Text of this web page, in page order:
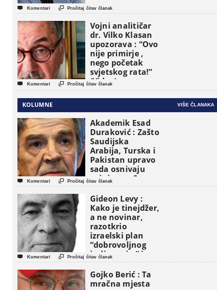
 Komentari  Pročitaj čitav članak
Vojni analitičar
dr. Vilko Klasan
upozorava : “Ovo
nije primirje ,
nego početak
svjetskog rata!”
(Video)
 Komentari  Pročitaj čitav članak
KOLUMNE VIŠE ČLANAKA
Akademik Esad
Duraković : Zašto
Saudijska
Arabija, Turska i
Pakistan upravo
sada osnivaju
vojni savez?
 Komentari  Pročitaj čitav članak
Gideon Levy :
Kako je tinejdžer,
a ne novinar,
razotkrio
izraelski plan
“dobrovoljnog
iseljavanja ” iz
Gaze
 Komentari  Pročitaj čitav članak
Gojko Berić : Ta
mračna mjesta